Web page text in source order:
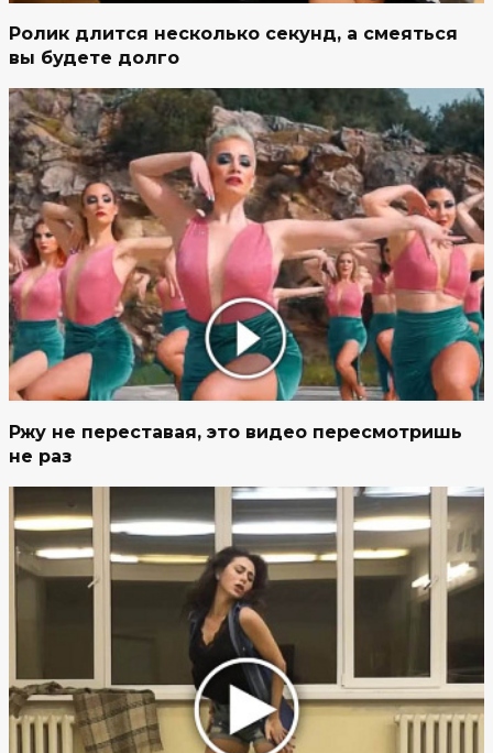
Ролик длится несколько секунд, а смеяться
вы будете долго
Ржу не переставая, это видео пересмотришь
не раз